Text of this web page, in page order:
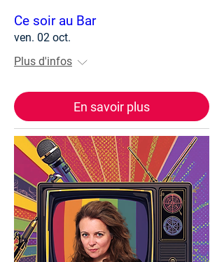
Ce soir au Bar
ven. 02 oct.
Plus d'infos
En savoir plus